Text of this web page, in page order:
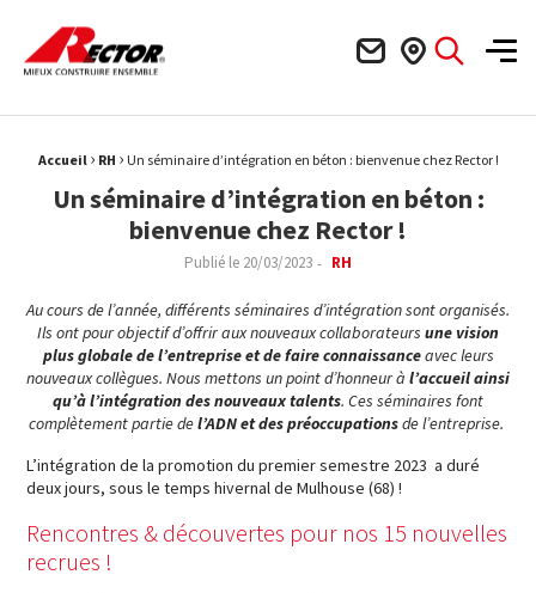
Rector Mieux construire ensemble
Fil d'Ariane :
Accueil › RH › Un séminaire d’intégration en béton : bienvenue chez Rector !
Un séminaire d’intégration en béton :
bienvenue chez Rector !
Publié le 20/03/2023 RH
Au cours de l’année, différents séminaires d’intégration sont organisés.
Ils ont pour objectif d’offrir aux nouveaux collaborateurs une vision
plus globale de l’entreprise et de faire connaissanceavec leurs
nouveaux collègues. Nous mettons un point d’honneur à l’accueil ainsi
qu’à l’intégration des nouveaux talents. Ces séminaires font
complètement partie del’ADN et des préoccupationsde l’entreprise.
L’intégration de la promotion du premier semestre 2023 a duré
deux jours, sous le temps hivernal de Mulhouse (68) !
Rencontres & découvertes pour nos 15 nouvelles
recrues !